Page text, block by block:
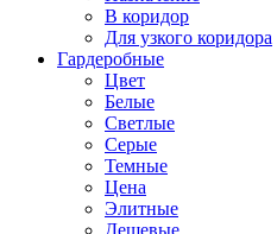
В коридор
Для узкого коридора
Гардеробные
Цвет
Белые
Светлые
Серые
Темные
Цена
Элитные
Дешевые